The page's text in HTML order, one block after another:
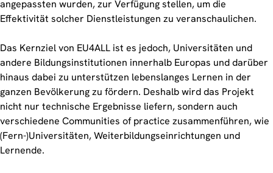
angepassten wurden, zur Verfügung stellen, um die
Effektivität solcher Dienstleistungen zu veranschaulichen.
Das Kernziel von EU4ALL ist es jedoch, Universitäten und
andere Bildungsinstitutionen innerhalb Europas und darüber
hinaus dabei zu unterstützen lebenslanges Lernen in der
ganzen Bevölkerung zu fördern. Deshalb wird das Projekt
nicht nur technische Ergebnisse liefern, sondern auch
verschiedene Communities of practice zusammenführen, wie
(Fern-)Universitäten, Weiterbildungseinrichtungen und
Lernende.